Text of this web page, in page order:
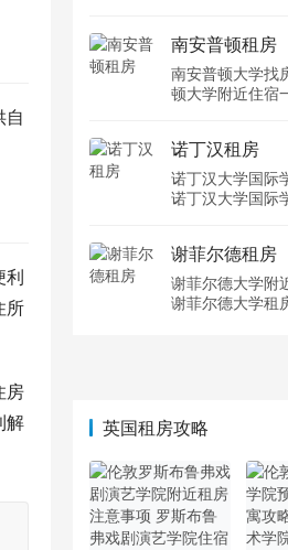
自
利
所
房
解
南安普顿租房
南安普顿大学找
顿大学附近住宿
诺丁汉租房
诺丁汉大学国际
诺丁汉大学国际
谢菲尔德租房
谢菲尔德大学附
谢菲尔德大学租
英国租房攻略